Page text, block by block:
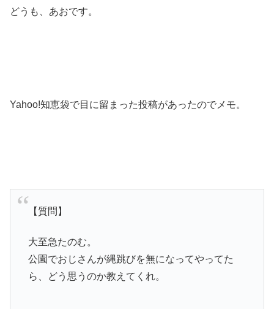
どうも、あおです。
Yahoo!知恵袋で目に留まった投稿があったのでメモ。
【質問】
大至急たのむ。
公園でおじさんが縄跳びを無になってやってた
ら、どう思うのか教えてくれ。